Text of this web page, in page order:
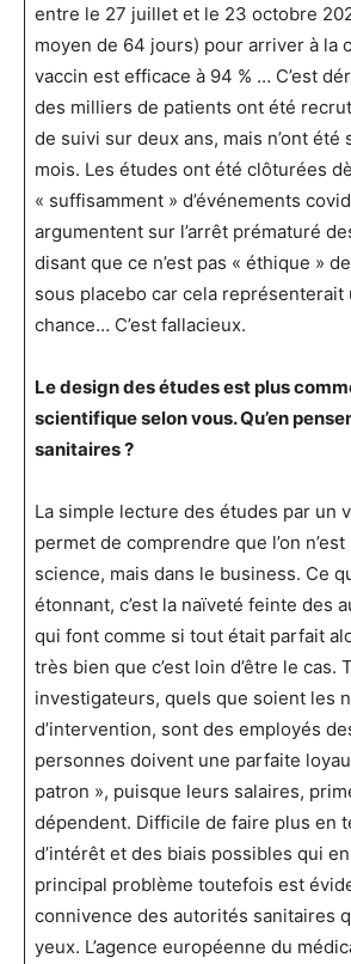
entre le 27 juillet et le 23 octobre
moyen de 64 jours) pour arriver à la
vaccin est efficace à 94 % … C’est
des milliers de patients ont été
de suivi sur deux ans, mais n’ont été
mois. Les études ont été clôturées
« suffisamment » d’événements
argumentent sur l’arrêt prématuré
disant que ce n’est pas « éthique »
sous placebo car cela représenterait
chance… C’est fallacieux.
Le design des études est plus
scientifique selon vous. Qu’en
sanitaires ?
La simple lecture des études par un
permet de comprendre que l’on n’est
science, mais dans le business. Ce
étonnant, c’est la naïveté feinte des
qui font comme si tout était parfait
très bien que c’est loin d’être le cas.
investigateurs, quels que soient les
d’intervention, sont des employés
personnes doivent une parfaite
patron », puisque leurs salaires,
dépendent. Difficile de faire plus en
d’intérêt et des biais possibles qui
principal problème toutefois est
connivence des autorités sanitaires
yeux. L’agence européenne du